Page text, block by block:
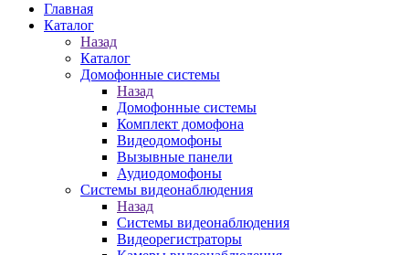
Главная
Каталог
Назад
Каталог
Домофонные системы
Назад
Домофонные системы
Комплект домофона
Видеодомофоны
Вызывные панели
Аудиодомофоны
Системы видеонаблюдения
Назад
Системы видеонаблюдения
Видеорегистраторы